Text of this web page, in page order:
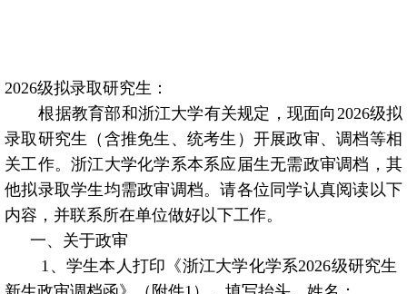
2026级拟录取研究生：
根据教育部和浙江大学有关规定，现面向 2026级拟
录取研究生（含推免生、统考生）开展政审、调档等相
关工作。浙江大学化学系本系应届生无需政审调档，其
他拟录取学生均需政审调档。请各位同学认真阅读以下
内容，并联系所在单位做好以下工作。
一、关于政审
1 、学生本人打印《浙江大学化学系2026级研究生